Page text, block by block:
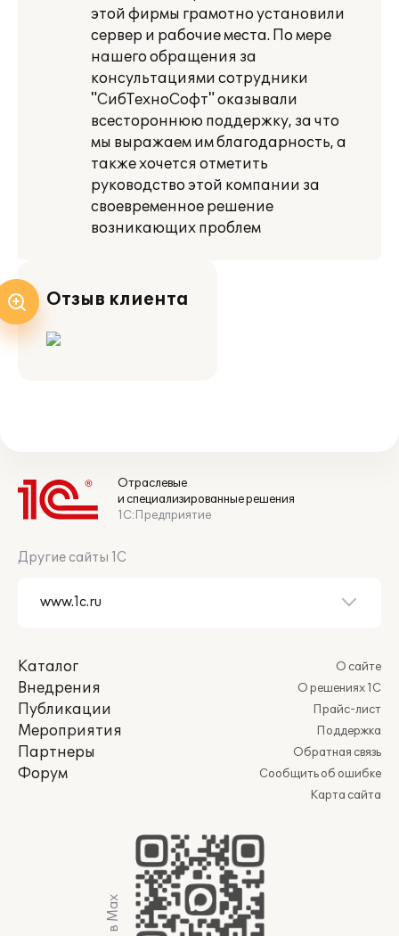
этой фирмы грамотно установили
сервер и рабочие места. По мере
нашего обращения за
консультациями сотрудники
"СибТехноСофт" оказывали
всестороннюю поддержку, за что
мы выражаем им благодарность, а
также хочется отметить
руководство этой компании за
своевременное решение
возникающих проблем
Отзыв клиента
Отраслевые
и специализированные решения
1С:Предприятие
Другие сайты 1С
Каталог
Внедрения
Публикации
Мероприятия
Партнеры
Форум
О сайте
О решениях 1С
Прайс-лист
Поддержка
Обратная связь
Сообщить об ошибке
Карта сайта